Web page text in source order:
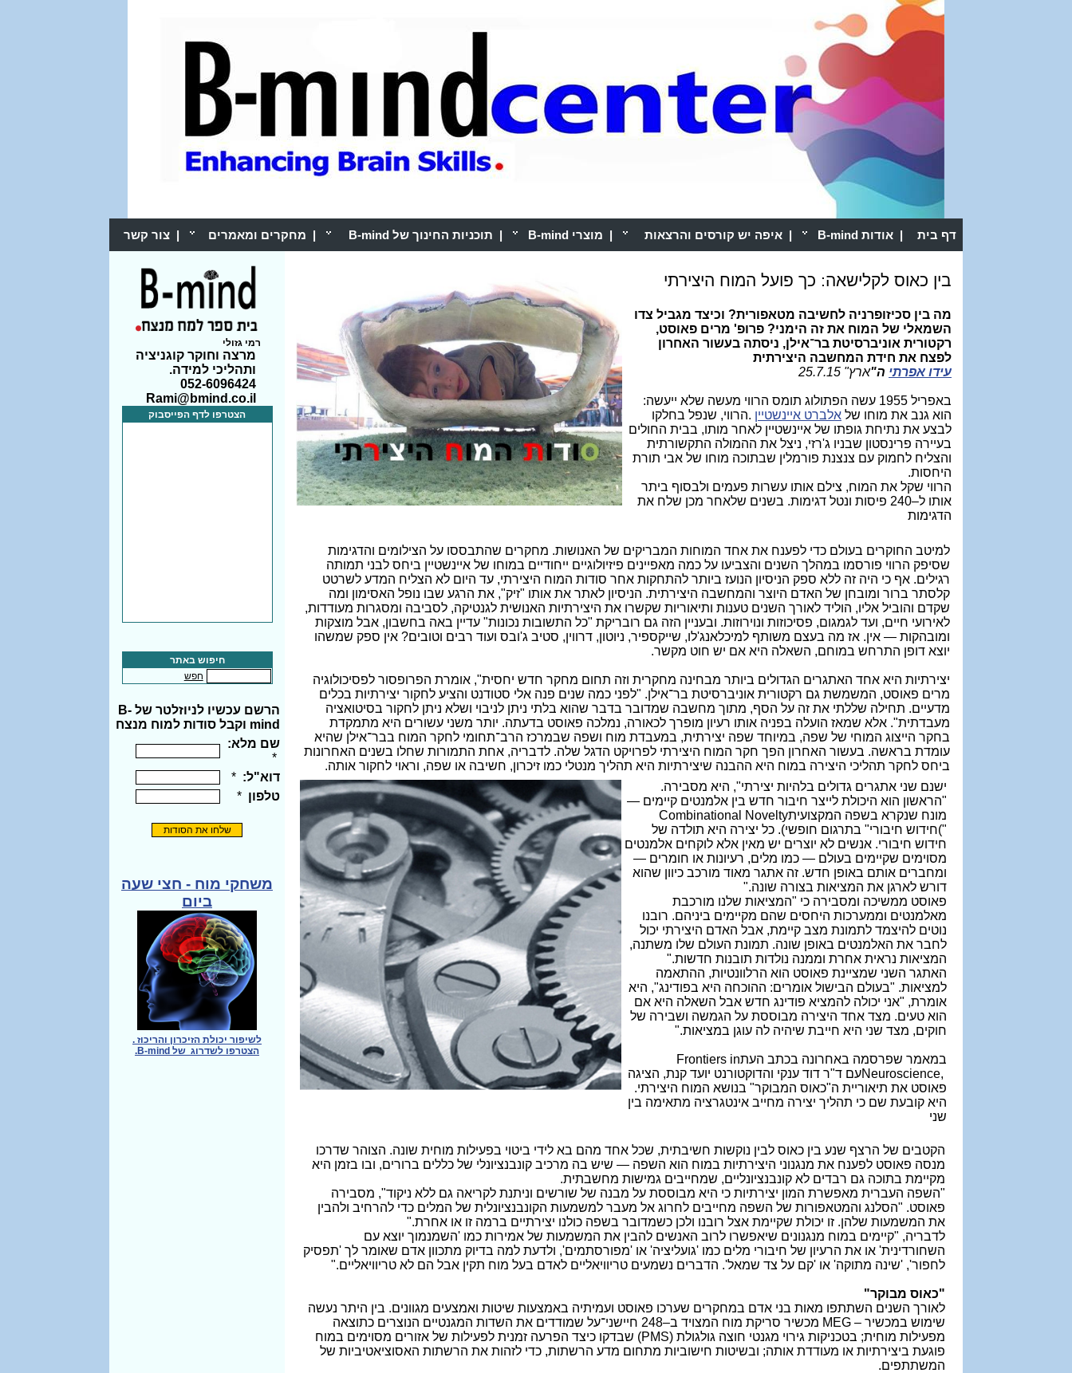
דף בית | אודות B-mind | איפה יש קורסים והרצאות | מוצרי B-mind | תוכניות החינוך של B-mind | מחקרים ומאמרים | צור קשר
בין כאוס לקלישאה: כך פועל המוח היצירתי
מה בין סכיזופרניה לחשיבה מטאפורית? וכיצד מגביל צדו
השמאלי של המוח את זה הימני? פרופ' מרים פאוסט,
רקטורית אוניברסיטת בר־אילן, ניסתה בעשור האחרון
לפצח את חידת המחשבה היצירתית
עידו אפרתי ה"ארץ"
באפריל 1955 עשה הפתולוג תומס הרווי מעשה שלא ייעשה:
הוא גנב את מוחו של אלברט איינשטיין .הרווי, שנפל בחלקו
לבצע את נתיחת גופתו של איינשטיין לאחר מותו, בבית החולים
בעיירה פרינסטון שבניו ג'רזי, ניצל את ההמולה התקשורתית
והצליח לחמוק עם צנצנת פורמלין שבתוכה מוחו של אבי תורת
היחסות.
הרווי שקל את המוח, צילם אותו עשרות פעמים ולבסוף ביתר
אותו ל–240 פיסות ונטל דגימות. בשנים שלאחר מכן שלח את
הדגימות
למיטב החוקרים בעולם כדי לפענח את אחד המוחות המבריקים של האנושות. מחקרים שהתבססו על הצילומים והדגימות
שסיפק הרווי פורסמו במהלך השנים והצביעו על כמה מאפיינים פיזיולוגיים ייחודיים במוחו של איינשטיין ביחס לבני תמותה
רגילים. אף כי היה זה ללא ספק הניסיון הנועז ביותר להתחקות אחר סודות המוח היצירתי, עד היום לא הצליח המדע לשרטט
קלסתר ברור ומובחן של האדם היוצר והמחשבה היצירתית. הניסיון לאתר את אותו "זיק", את הרגע שבו נופל האסימון ומה
שקדם והוביל אליו, הוליד לאורך השנים טענות ותיאוריות שקשרו את היצירתיות האנושית לגנטיקה, לסביבה ומסגרות מעודדות,
לאירועי חיים, ועד לגמגום, פסיכוזות ונוירוזות. ובעניין הזה גם רובריקת "כל התשובות נכונות" עדיין באה בחשבון, אבל מוצקות
ומובהקות — אין. אז מה בעצם משותף למיכלאנג'לו, שייקספיר, ניוטון, דרווין, סטיב ג'ובס ועוד רבים וטובים? אין ספק שמשהו
יוצא דופן התרחש במוחם, השאלה היא אם יש חוט מקשר.
יצירתיות היא אחד האתגרים הגדולים ביותר מבחינה מחקרית וזה תחום מחקר חדש יחסית", אומרת הפרופסור לפסיכולוגיה
מרים פאוסט, המשמשת גם רקטורית אוניברסיטת בר־אילן. "לפני כמה שנים פנה אלי סטודנט והציע לחקור יצירתיות בכלים
מדעיים. תחילה שללתי את זה על הסף, מתוך מחשבה שמדובר בדבר שהוא בלתי ניתן לניבוי ושלא ניתן לחקור בסיטואציה
מעבדתית". אלא שמאז הועלה בפניה אותו רעיון מופרך לכאורה, נמלכה פאוסט בדעתה. יותר משני עשורים היא מתמקדת
בחקר הייצוג המוחי של שפה, במיוחד שפה יצירתית, במעבדת מוח ושפה שבמרכז הרב־תחומי לחקר המוח בבר־אילן שהיא
עומדת בראשה. בעשור האחרון הפך חקר המוח היצירתי לפרויקט הדגל שלה. לדבריה, אחת התמורות שחלו בשנים האחרונות
ביחס לחקר תהליכי היצירה במוח היא ההבנה שיצירתיות היא תהליך מנטלי כמו זיכרון, חשיבה או שפה, וראוי לחקור אותה.
ישנם שני אתגרים גדולים בלהיות יצירתי", היא מסבירה.
"הראשון הוא היכולת לייצר חיבור חדש בין אלמנטים קיימים —
מונח שנקרא בשפה המקצועיתCombinational Novelty
("חידוש חיבורי" בתרגום חופשי). כל יצירה היא תולדה של
חידוש חיבורי. אנשים לא יוצרים יש מאין אלא לוקחים אלמנטים
מסוימים שקיימים בעולם — כמו מלים, רעיונות או חומרים —
ומחברים אותם באופן חדש. זה אתגר מאוד מורכב כיוון שהוא
דורש לארגן את המציאות בצורה שונה".
פאוסט ממשיכה ומסבירה כי "המציאות שלנו מורכבת
מאלמנטים וממערכות היחסים שהם מקיימים ביניהם. רובנו
נוטים להיצמד לתמונת מצב קיימת, אבל האדם היצירתי יכול
לחבר את האלמנטים באופן שונה. תמונת העולם שלו משתנה,
המציאות נראית אחרת וממנה נולדות תובנות חדשות".
האתגר השני שמציינת פאוסט הוא הרלוונטיות, ההתאמה
למציאות. "בעולם הבישול אומרים: ההוכחה היא בפודינג", היא
אומרת, "אני יכולה להמציא פודינג חדש אבל השאלה היא אם
הוא טעים. מצד אחד היצירה מבוססת על הגמשה ושבירה של
חוקים, מצד שני היא חייבת שיהיה לה עוגן במציאות".
במאמר שפרסמה באחרונה בכתב העתFrontiers in
Neuroscience,עם ד"ר דוד ענקי והדוקטורנט יועד קנת, הציגה
פאוסט את תיאוריית ה"כאוס המבוקר" בנושא המוח היצירתי.
היא קובעת שם כי תהליך יצירה מחייב אינטגרציה מתאימה בין
שני
הקטבים של הרצף שנע בין כאוס לבין נוקשות חשיבתית, שכל אחד מהם בא לידי ביטוי בפעילות מוחית שונה. הצוהר שדרכו
מנסה פאוסט לפענח את מנגנוני היצירתיות במוח הוא השפה — שיש בה מרכיב קונבנציונלי של כללים ברורים, ובו בזמן היא
מקיימת בתוכה גם רבדים לא קונבנציונליים, שמחייבים גמישות מחשבתית.
"השפה העברית מאפשרת המון יצירתיות כי היא מבוססת על מבנה של שורשים וניתנת לקריאה גם ללא ניקוד", מסבירה
פאוסט. "הסלנג והמטאפורות של השפה מחייבים לחרוג אל מעבר למשמעות הקונבנציונלית של המלים כדי להרחיב ולהבין
את המשמעות שלהן. זו יכולת שקיימת אצל רובנו ולכן כשמדובר בשפה כולנו יצירתיים ברמה זו או אחרת".
לדבריה, "קיימים במוח מנגנונים שיאפשרו לרוב האנשים להבין את המשמעות של אמירות כמו 'השמנמוך יוצא עם
השחורדינית' או את הרעיון של חיבורי מלים כמו 'גועליציה' או 'מפורסתמים', ולדעת למה בדיוק מתכוון אדם שאומר לך 'תפסיק
לחפור', 'שינה מתוקה' או 'קם על צד שמאל'. הדברים נשמעים טריוויאליים לאדם בעל מוח תקין אבל הם לא טריוויאליים".
"כאוס מבוקר"
לאורך השנים השתתפו מאות בני אדם במחקרים שערכו פאוסט ועמיתיה באמצעות שיטות ואמצעים מגוונים. בין היתר נעשה
שימוש במכשיר MEG –
מכשיר סריקת מוח המצויד ב–248 חיישני־על שמודדים את השדות המגנטיים הנוצרים כתוצאה
מפעילות מוחית; בטכניקות גירוי מגנטי חוצה גולגולת (PMS) שבדקו כיצד הפרעה זמנית לפעילות של אזורים מסוימים במוח
פוגעת ביצירתיות או מעודדת אותה; ובשיטות חישוביות מתחום מדע הרשתות, כדי לזהות את הרשתות האסוציאטיביות של
המשתתפים.
רמי גזולי
מרצה וחוקר קוגניציה
ותהליכי למידה.
הצטרפו לדף הפייסבוק
חיפוש באתר
חפש
משחקי מוח - חצי שעה
ביום
לשיפור יכולת הזיכרון והריכוז .
הצטרפו לשדרוג של B-mind.